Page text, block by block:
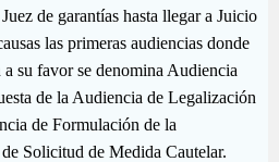
de garantías hasta llegar a Juicio
las primeras audiencias donde
a su favor se denomina Audiencia
de la Audiencia de Legalización
de Formulación de la
Solicitud de Medida Cautelar.